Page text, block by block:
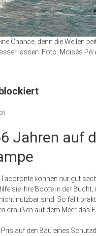
Chance, denn die Wellen
lassen. Foto: Moisés
Jahren auf
können nur gut
sie ihre Boote in der
nutzbar sind. So fällt
draußen auf dem Meer das
auf den Bau eines